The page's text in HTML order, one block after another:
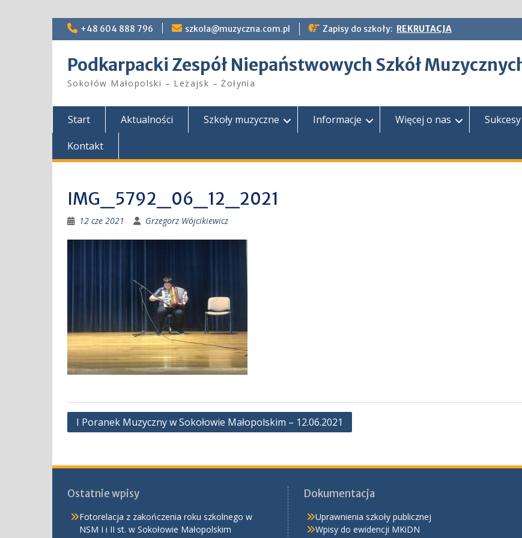
Skip
+48 604 888 796 szkola@muzyczna.com.pl Zapisy do szkoły: REKRUTACJA
Podkarpacki Zespół Niepaństwowych Szkół
Sokołów Małopolski – Leżajsk – Żołynia
Start Aktualności Szkoły muzyczne Informacje Więcej o nas Sukcesy
Kontakt
IMG_5792_06_12_2021
12 cze 2021 Grzegorz Wójcikiewicz
Nawigacja
I Poranek Muzyczny w Sokołowie Małopolskim – 12.06.2021
Ostatnie wpisy
Fotorelacja z zakończenia roku szkolnego w
NSM I i II st. w Sokołowie Małopolskim
Dokumentacja
Uprawnienia szkoły publicznej
Wpisy do ewidencji MKiDN